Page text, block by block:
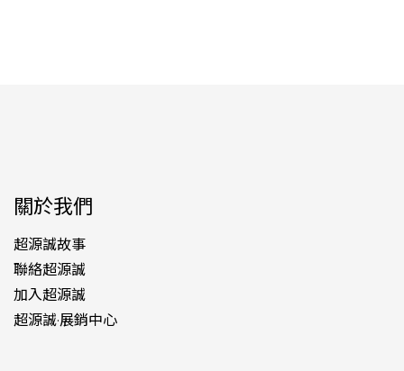
關於我們
超源誠故事
聯絡超源誠
加入超源誠
超源誠·展銷中心